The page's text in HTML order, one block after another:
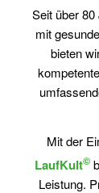
Seit über
mit
bieten
Mit der
LaufKult©
Leistung.